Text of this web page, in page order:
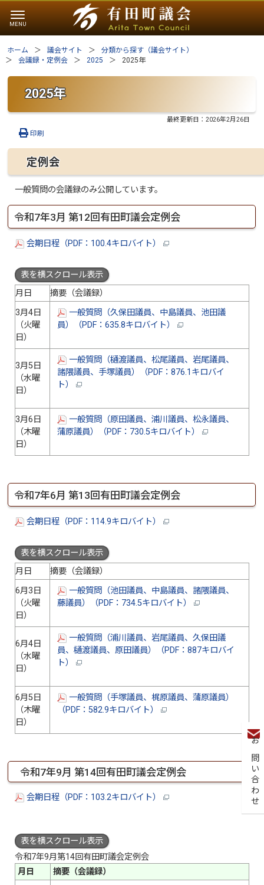
お問い合わせ
ホーム 議会サイト
分類から探す（議会サイト）
会議録・定例会
2025 2025年
2025年
最終更新日：2026年2月26日
印刷
定例会
一般質問の会議録のみ公開しています。
令和7年3月 第12回有田町議会定例会
会期日程（PDF：100.4キロバイト）
表を横スクロール表示
月日
摘要（会議録）
3月4日
（火曜
日）
一般質問（久保田議員、中島議員、池田議
員）（PDF：635.8キロバイト）
3月5日
（水曜
日）
一般質問（樋渡議員、松尾議員、岩尾議員、
諸隈議員、手塚議員）（PDF：876.1キロバイ
ト）
3月6日
（木曜
日）
一般質問（原田議員、浦川議員、松永議員、
蒲原議員）（PDF：730.5キロバイト）
令和7年6月 第13回有田町議会定例会
会期日程（PDF：114.9キロバイト）
表を横スクロール表示
月日
摘要（会議録）
6月3日
（火曜
日）
一般質問（池田議員、中島議員、諸隈議員、
藤議員）（PDF：734.5キロバイト）
6月4日
（水曜
日）
一般質問（浦川議員、岩尾議員、久保田議
員、樋渡議員、原田議員）（PDF：887キロバイ
ト）
6月5日
（木曜
日）
一般質問（手塚議員、梶原議員、蒲原議員）
（PDF：582.9キロバイト）
令和7年9月 第14回有田町議会定例会
会期日程（PDF：103.2キロバイト）
表を横スクロール表示
令和7年9月第14回有田町議会定例会
月日
摘要（会議録）